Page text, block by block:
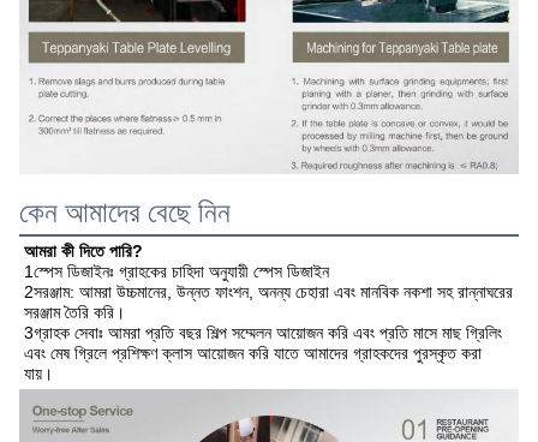
কেন আমাদের বেছে নিন
আমরা কী দিতে পারি?
1স্পেস ডিজাইনঃ গ্রাহকের চাহিদা অনুযায়ী স্পেস ডিজাইন
2সরঞ্জাম: আমরা উচ্চমানের, উন্নত ফাংশন, অনন্য চেহারা এবং মানবিক নকশা সহ রান্নাঘরের
সরঞ্জাম তৈরি করি।
3গ্রাহক সেবাঃ আমরা প্রতি বছর শিল্প সম্মেলন আয়োজন করি এবং প্রতি মাসে মাছ গ্রিলিং
এবং মেষ গ্রিলে প্রশিক্ষণ ক্লাস আয়োজন করি যাতে আমাদের গ্রাহকদের পুরস্কৃত করা
যায়।